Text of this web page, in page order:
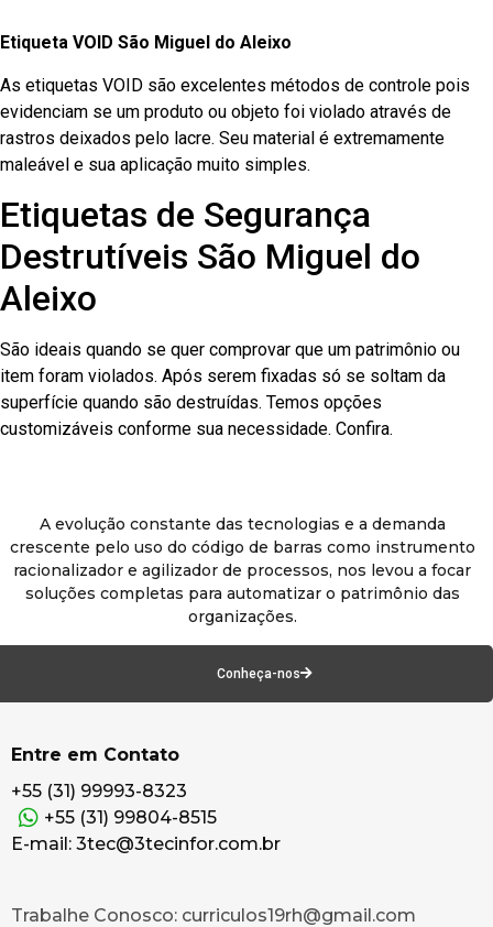
Etiqueta VOID São Miguel do Aleixo
As etiquetas VOID são excelentes métodos de controle pois
evidenciam se um produto ou objeto foi violado através de
rastros deixados pelo lacre. Seu material é extremamente
maleável e sua aplicação muito simples.
Etiquetas de Segurança
Destrutíveis São Miguel do
Aleixo
São ideais quando se quer comprovar que um patrimônio ou
item foram violados. Após serem fixadas só se soltam da
superfície quando são destruídas. Temos opções
customizáveis conforme sua necessidade. Confira.
A evolução constante das tecnologias e a demanda
crescente pelo uso do código de barras como instrumento
racionalizador e agilizador de processos, nos levou a focar
soluções completas para automatizar o patrimônio das
organizações.
Conheça-nos
Entre em Contato
+55 (31) 99993-8323
+55 (31) 99804-8515
E-mail: 3tec@3tecinfor.com.br
Trabalhe Conosco: curriculos19rh@gmail.com